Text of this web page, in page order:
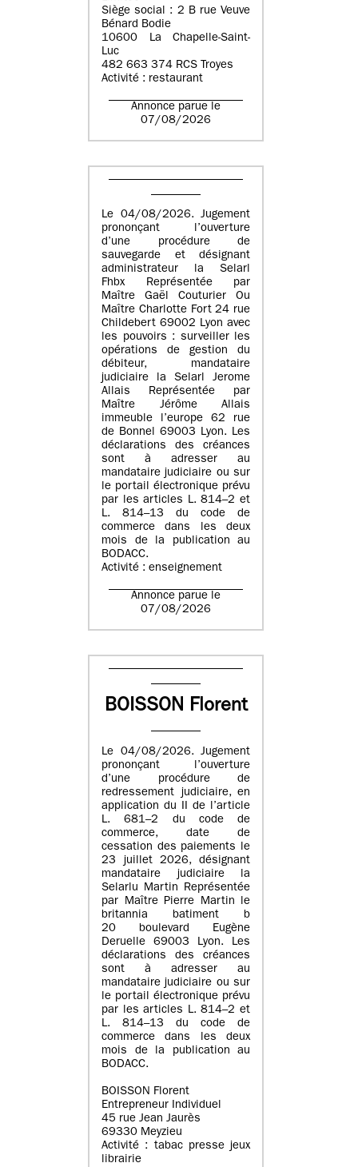
Siège social : 2 B rue Veuve
Bénard Bodie
10600 La Chapelle-Saint-
Luc
482 663 374 RCS Troyes
Activité : restaurant
Annonce parue le
07/08/2026
Le 04/08/2026. Jugement
prononçant l’ouverture
d’une procédure de
sauvegarde et désignant
administrateur la Selarl
Fhbx Représentée par
Maître Gaël Couturier Ou
Maître Charlotte Fort 24 rue
Childebert 69002 Lyon avec
les pouvoirs : surveiller les
opérations de gestion du
débiteur, mandataire
judiciaire la Selarl Jerome
Allais Représentée par
Maître Jérôme Allais
immeuble l’europe 62 rue
de Bonnel 69003 Lyon. Les
déclarations des créances
sont à adresser au
mandataire judiciaire ou sur
le portail électronique prévu
par les articles L. 814–2 et
L. 814–13 du code de
commerce dans les deux
mois de la publication au
BODACC.
Activité : enseignement
Annonce parue le
07/08/2026
BOISSON Florent
Le 04/08/2026. Jugement
prononçant l’ouverture
d’une procédure de
redressement judiciaire, en
application du II de l’article
L. 681–2 du code de
commerce, date de
cessation des paiements le
23 juillet 2026, désignant
mandataire judiciaire la
Selarlu Martin Représentée
par Maître Pierre Martin le
britannia batiment b
20 boulevard Eugène
Deruelle 69003 Lyon. Les
déclarations des créances
sont à adresser au
mandataire judiciaire ou sur
le portail électronique prévu
par les articles L. 814–2 et
L. 814–13 du code de
commerce dans les deux
mois de la publication au
BODACC.
BOISSON Florent
Entrepreneur Individuel
45 rue Jean Jaurès
69330 Meyzieu
Activité : tabac presse jeux
librairie